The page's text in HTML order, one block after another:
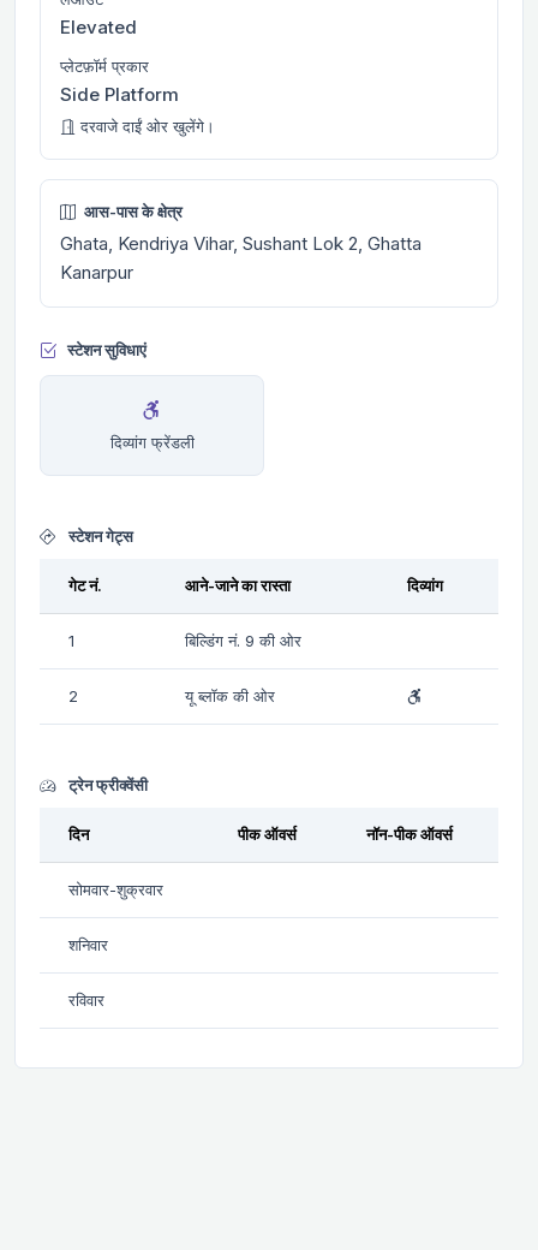
Elevated
प्लेटफ़ॉर्म प्रकार
Side Platform
दरवाजे दाईं ओर खुलेंगे।
आस-पास के क्षेत्र
Ghata, Kendriya Vihar, Sushant Lok 2, Ghatta
Kanarpur
स्टेशन सुविधाएं
दिव्यांग फ्रेंडली
स्टेशन गेट्स
गेट नं. आने-जाने का रास्ता दिव्यांग
1 बिल्डिंग नं. 9 की ओर
2 यू ब्लॉक की ओर
ट्रेन फ्रीक्वेंसी
दिन पीक ऑवर्स नॉन-पीक ऑवर्स
सोमवार-शुक्रवार
शनिवार
रविवार